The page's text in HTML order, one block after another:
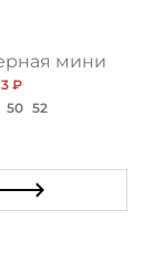
мини
₽
50 52